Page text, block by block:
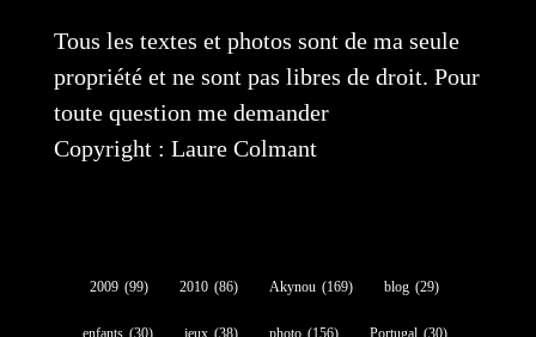
Tous les textes et photos sont de ma seule
propriété et ne sont pas libres de droit. Pour
toute question me demander
Copyright : Laure Colmant
2009 (99) 2010 (86) Akynou (169) blog (29)
enfants (30) jeux (38) photo (156) Portugal (30)